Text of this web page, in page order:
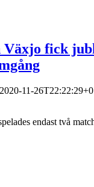
Växjo fick
2020-11-
endast två